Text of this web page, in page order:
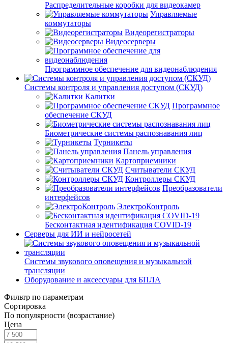
Распределительные коробки для видеокамер
Управляемые
коммутаторы
Видеорегистраторы
Видеосерверы
Программное обеспечение для видеонаблюдения
Системы контроля и управления доступом (СКУД)
Калитки
Программное
обеспечение СКУД
Биометрические системы распознавания лиц
Турникеты
Панель управления
Картоприемники
Считыватели СКУД
Контроллеры СКУД
Преобразователи
интерфейсов
ЭлектроКонтроль
Бесконтактная идентификация COVID-19
Серверы для ИИ и нейросетей
Системы звукового оповещения и музыкальной
трансляции
Оборудование и аксессуары для БПЛА
Фильтр по параметрам
Сортировка
По популярности (возрастание)
Цена